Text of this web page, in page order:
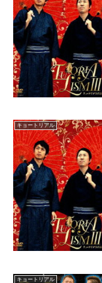
キョートリアル
キョートリアル